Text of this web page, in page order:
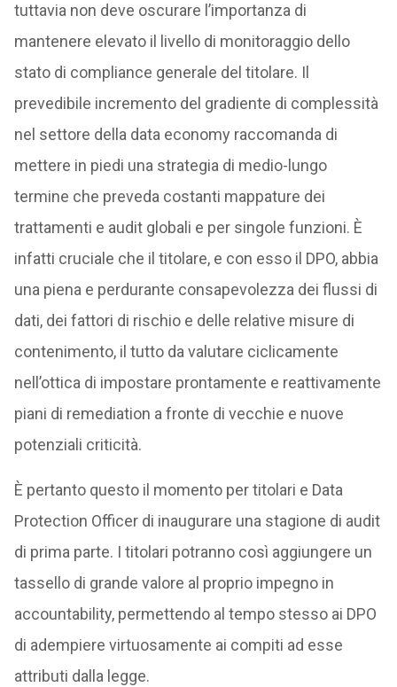
tuttavia non deve oscurare l’importanza di
mantenere elevato il livello di monitoraggio dello
stato di compliance generale del titolare. Il
prevedibile incremento del gradiente di complessità
nel settore della data economy raccomanda di
mettere in piedi una strategia di medio-lungo
termine che preveda costanti mappature dei
trattamenti e audit globali e per singole funzioni. È
infatti cruciale che il titolare, e con esso il DPO, abbia
una piena e perdurante consapevolezza dei flussi di
dati, dei fattori di rischio e delle relative misure di
contenimento, il tutto da valutare ciclicamente
nell’ottica di impostare prontamente e reattivamente
piani di remediation a fronte di vecchie e nuove
potenziali criticità.
È pertanto questo il momento per titolari e Data
Protection Officer di inaugurare una stagione di audit
di prima parte. I titolari potranno così aggiungere un
tassello di grande valore al proprio impegno in
accountability, permettendo al tempo stesso ai DPO
di adempiere virtuosamente ai compiti ad esse
attributi dalla legge.